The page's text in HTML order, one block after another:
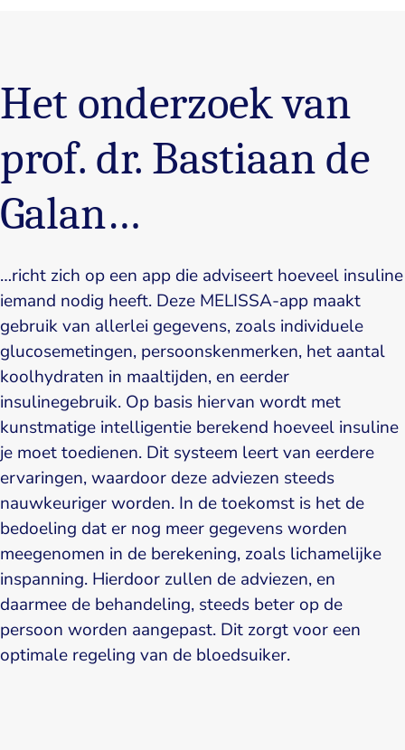
Het onderzoek van
prof. dr. Bastiaan de
Galan…
…richt zich op een app die adviseert hoeveel insuline
iemand nodig heeft. Deze MELISSA-app maakt
gebruik van allerlei gegevens, zoals individuele
glucosemetingen, persoonskenmerken, het aantal
koolhydraten in maaltijden, en eerder
insulinegebruik. Op basis hiervan wordt met
kunstmatige intelligentie berekend hoeveel insuline
je moet toedienen. Dit systeem leert van eerdere
ervaringen, waardoor deze adviezen steeds
nauwkeuriger worden. In de toekomst is het de
bedoeling dat er nog meer gegevens worden
meegenomen in de berekening, zoals lichamelijke
inspanning. Hierdoor zullen de adviezen, en
daarmee de behandeling, steeds beter op de
persoon worden aangepast. Dit zorgt voor een
optimale regeling van de bloedsuiker.